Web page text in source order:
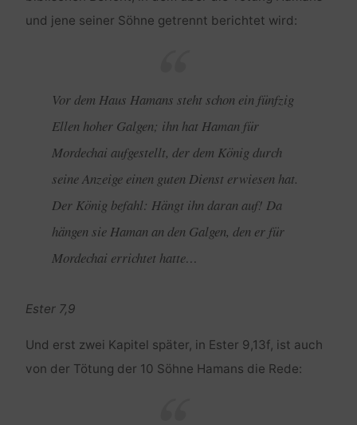
und jene seiner Söhne getrennt berichtet wird:
Vor dem Haus Hamans steht schon ein fünfzig
Ellen hoher Galgen; ihn hat Haman für
Mordechai aufgestellt, der dem König durch
seine Anzeige einen guten Dienst erwiesen hat.
Der König befahl: Hängt ihn daran auf! Da
hängen sie Haman an den Galgen, den er für
Mordechai errichtet hatte…
Ester 7,9
Und erst zwei Kapitel später, in Ester 9,13f, ist auch
von der Tötung der 10 Söhne Hamans die Rede: